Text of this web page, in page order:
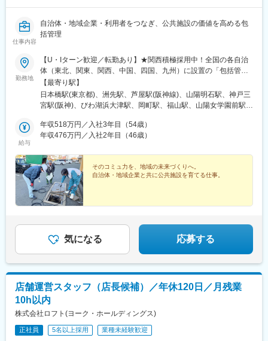
県)、廿日市市役所前・平良駅、原爆ドーム前駅、空港通り駅、阿
波富田駅、高知駅、平和通駅、香椎駅、天神駅、西新駅、高宮駅
街道駅、佐世保駅、竜田口駅、滝尾駅、天文館通駅、おもろまち
駅、浦添前田駅、てだこ浦西駅、首里駅、南が丘駅、津田沼駅、
神戸駅(兵庫県)、品川駅、戸越公園駅、新八柱駅、姫路駅、伊勢佐
木長者町駅、東梅田駅、野町駅、土山駅、北方真桑駅、名古屋
駅、南茨木駅(阪急線)、心斎橋駅、弁天町駅、播磨駅、新さっぽろ
駅、円山公園駅、志木駅、北千住駅、今福鶴見駅、上新庄駅、銀
座一丁目駅、京急川崎駅、谷町九丁目駅、西高蔵駅、代官山駅、
岩本町駅、田原町駅(東京都)、新宿駅(東京メトロ)、学習院下駅、
日駅(東京都)、南阿佐ケ谷駅、王子駅前駅、赤羽岩淵駅、押上駅、
京王八王子駅、府中競馬正門前駅、地下鉄成増駅、金沢八景駅(横
浜シーサイドライン)、京急鶴見駅、新杉田駅、反町駅、新越谷
駅、川越市駅、千葉中央駅、本八幡駅(都営線)、京成稲毛駅、西４
丁目駅、市役所前駅(長野県)、大阪阿部野橋駅、大阪ビジネスパー
ク駅、伝法駅、今里駅(近鉄線)、ドーム前駅、高槻駅、守口駅、Ｊ
戸高速)、六甲道駅、山陽明石駅、長田駅(神戸市営)、川西池田
駅、宝塚南口駅、岡山駅、倉敷市駅、胡町駅、県庁前駅(広島県)、
小倉駅(福岡県)、西鉄香椎駅、西鉄福岡駅、藤崎駅(福岡県)、馬出
駅、北品川駅、戸越駅、八柱駅、山陽姫路駅、関内駅、北新地
駅、近鉄名古屋駅、南茨木駅(大阪モノレール)、四ツ橋駅、新札幌
駅、西２８丁目駅、有楽町駅、四天王寺前夕陽ケ丘駅、神田駅(東
京都)、浅草駅、新宿駅、西早稲田駅、西新宿五丁目駅、品川シー
サイド駅、京急蒲田駅、築地駅、水道橋駅、飛鳥山駅、本所吾妻
橋駅、府中本町駅、川越駅、京成千葉駅、京成八幡駅、すすきの
駅、天王寺駅、大阪城北詰駅、ドーム前千代崎駅、土居駅(大阪
仕事内容
自治体・地域企業・利用者をつなぎ、公共施設の価値を高める包
括管理
勤務地
【U・Iターン歓迎／転勤あり】★関西積極採用中！全国の各自治
体（東北、関東、関西、中国、四国、九州）に設置の「包括管理
センター」※入社から1年程度（案件受託状況及び業務評価によ
る）はご自宅から通える範囲の現場にてお仕事に慣れていただき
ます。※その後の勤務エリアは希望を考慮した上で決定します。※
東北：岩手県（奥州市）関東：東京都（日野市）、神奈川県（厚
木市）、埼玉県（本庄市、熊谷市）、千葉県（山武市、市原市、
部：愛知県（東郷町）、富山県（南砺市）近畿：兵庫県（西宮
市、芦屋市、明石市）、滋賀県（大津市）、大阪府（豊中市）、
奈良県（生駒市、上牧町）中国：広島県（福山市、廿日市市）、
山口県（岩国市）九州：熊本県（熊本市、人吉市、荒尾市）、福
岡県（宗像市・福岡市）など※受動喫煙対策について：原則禁煙
【最寄り駅】
日本橋駅(東京都)、洲先駅、芦屋駅(阪神線)、山陽明石駅、神戸三
宮駅(阪神)、びわ湖浜大津駅、岡町駅、福山駅、山陽女学園前駅、
(東京都)、愛宕駅(千葉県)、五井駅、三越前駅、東鳴尾駅、芦屋駅
(東海道本線)、明石駅、三宮駅(神戸新交通)、三井寺駅、東京駅、
給与
年収518万円／入社3年目（54歳）
年収476万円／入社2年目（46歳）
そのコミュ力を、地域の未来づくりへ。
自治体・地域企業と共に公共施設を育てる仕事。
気になる 応募する
店舗運営スタッフ（店長候補）／年休120日／月残業
10h以内
株式会社ロフト(ヨーク・ホールディングス)
正社員 5名以上採用 業種未経験歓迎